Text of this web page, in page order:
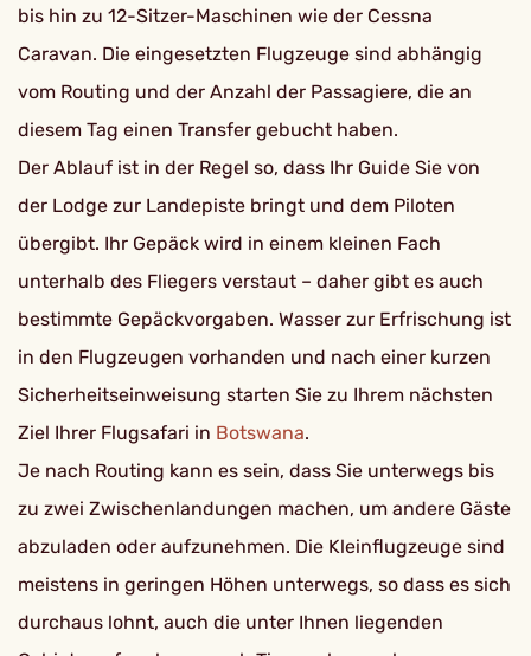
bis hin zu 12-Sitzer-Maschinen wie der Cessna
Caravan. Die eingesetzten Flugzeuge sind abhängig
vom Routing und der Anzahl der Passagiere, die an
diesem Tag einen Transfer gebucht haben.
Der Ablauf ist in der Regel so, dass Ihr Guide Sie von
der Lodge zur Landepiste bringt und dem Piloten
übergibt. Ihr Gepäck wird in einem kleinen Fach
unterhalb des Fliegers verstaut – daher gibt es auch
bestimmte Gepäckvorgaben. Wasser zur Erfrischung ist
in den Flugzeugen vorhanden und nach einer kurzen
Sicherheitseinweisung starten Sie zu Ihrem nächsten
Ziel Ihrer Flugsafari in Botswana.
Je nach Routing kann es sein, dass Sie unterwegs bis
zu zwei Zwischenlandungen machen, um andere Gäste
abzuladen oder aufzunehmen. Die Kleinflugzeuge sind
meistens in geringen Höhen unterwegs, so dass es sich
durchaus lohnt, auch die unter Ihnen liegenden